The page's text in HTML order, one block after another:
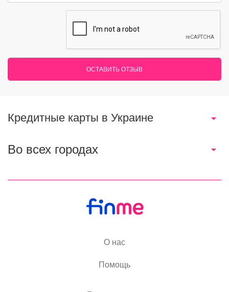
ОСТАВИТЬ ОТЗЫВ
Кредитные карты в Украине
Во всех городах
О нас
Помощь